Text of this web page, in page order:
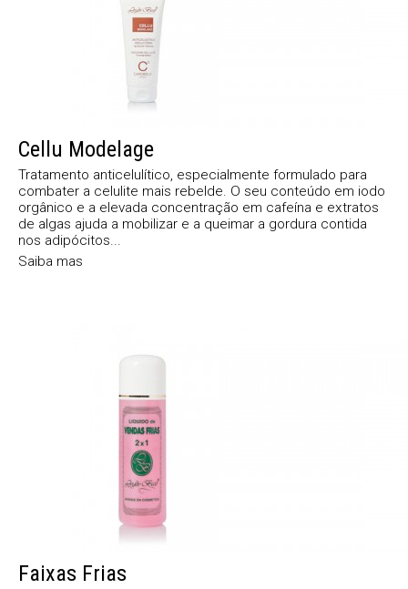
Cellu Modelage
Tratamento anticelulítico, especialmente formulado para
combater a celulite mais rebelde. O seu conteúdo em iodo
orgânico e a elevada concentração em cafeína e extratos
de algas ajuda a mobilizar e a queimar a gordura contida
nos adipócitos...
Saiba mas
Faixas Frias